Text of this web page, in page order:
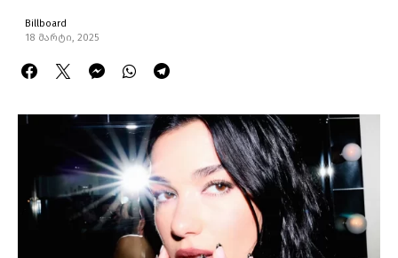
Billboard
18 მარტი, 2025